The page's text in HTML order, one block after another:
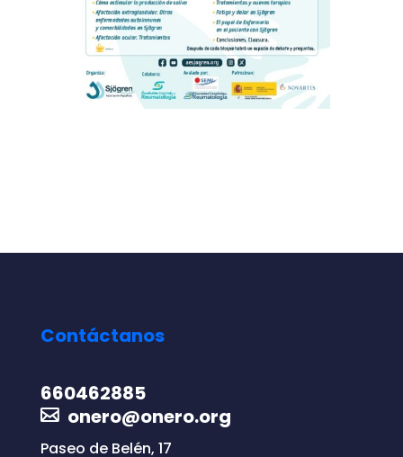
Contáctanos
660462885
onero@onero.org
Paseo de Belén, 17